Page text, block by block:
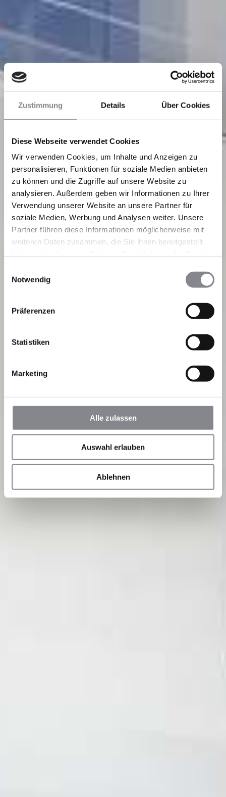
Zustimmung Details Über Cookies
Diese Webseite verwendet Cookies
Wir verwenden Cookies, um Inhalte und Anzeigen zu
personalisieren, Funktionen für soziale Medien anbieten
zu können und die Zugriffe auf unsere Website zu
analysieren. Außerdem geben wir Informationen zu Ihrer
Verwendung unserer Website an unsere Partner für
soziale Medien, Werbung und Analysen weiter. Unsere
Partner führen diese Informationen möglicherweise mit
weiteren Daten zusammen, die Sie ihnen bereitgestellt
Notwendig
Präferenzen
Statistiken
Marketing
Alle zulassen
Auswahl erlauben
Ablehnen